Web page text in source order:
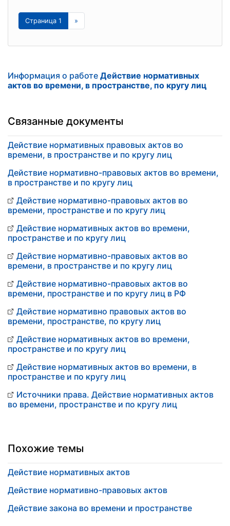
Страница 1 »
Информация о работе Действие нормативных
актов во времени, в пространстве, по кругу лиц
Связанные документы
Действие нормативных правовых актов во
времени, в пространстве и по кругу лиц
Действие нормативно-правовых актов во времени,
в пространстве и по кругу лиц
Действие нормативно-правовых актов во
времени, пространстве и по кругу лиц
Действие нормативных актов во времени,
пространстве и по кругу лиц
Действие нормативно-правовых актов во
времени, в пространстве и по кругу лиц
Действие нормативно-правовых актов во
времени, пространстве и по кругу лиц в РФ
Действие нормативно правовых актов во
времени, пространстве, по кругу лиц
Действие нормативных актов во времени,
пространстве и по кругу лиц
Действие нормативных актов во времени, в
пространстве и по кругу лиц
Источники права. Действие нормативных актов
во времени, пространстве и по кругу лиц
Похожие темы
Действие нормативных актов
Действие нормативно-правовых актов
Действие закона во времени и пространстве